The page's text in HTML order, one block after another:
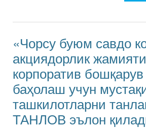
«Чорсу буюм савдо
акциядорлик
корпоратив
баҳолаш учун
ташкилотларни
ТАНЛОВ эълон